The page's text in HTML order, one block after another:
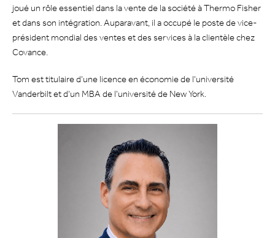
joué un rôle essentiel dans la vente de la société à Thermo Fisher
et dans son intégration. Auparavant, il a occupé le poste de vice-
président mondial des ventes et des services à la clientèle chez
Covance.
Tom est titulaire d'une licence en économie de l'université
Vanderbilt et d'un MBA de l'université de New York.